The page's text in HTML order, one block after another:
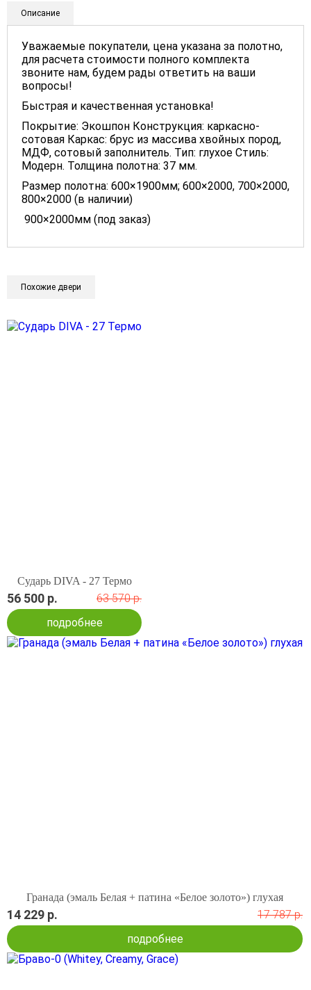
Описание
Уважаемые покупатели, цена указана за полотно,
для расчета стоимости полного комплекта
звоните нам, будем рады ответить на ваши
вопросы!
Быстрая и качественная установка!
Покрытие: Экошпон Конструкция: каркасно-
сотовая Каркас: брус из массива хвойных пород,
МДФ, сотовый заполнитель. Тип: глухое Стиль:
Модерн. Толщина полотна: 37 мм.
Размер полотна: 600×1900мм; 600×2000, 700×2000,
800×2000 (в наличии)
900×2000мм (под заказ)
Похожие двери
Сударь DIVA - 27 Термо
56 500 р.
63 570 р.
подробнее
Гранада (эмаль Белая + патина «Белое золото») глухая
14 229 р.
17 787 р.
подробнее